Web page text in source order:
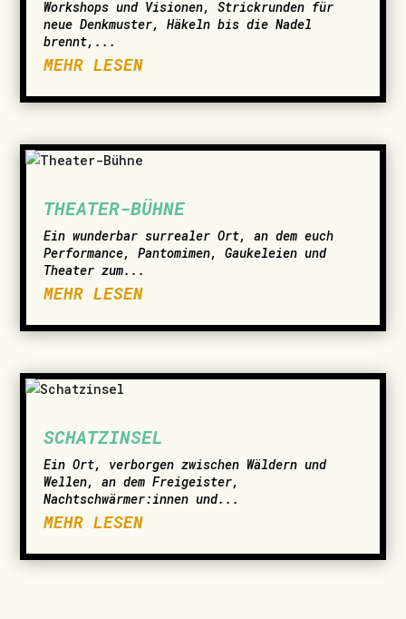
Workshops und Visionen, Strickrunden für
neue Denkmuster, Häkeln bis die Nadel
brennt,...
MEHR LESEN
THEATER-BÜHNE
Ein wunderbar surrealer Ort, an dem euch
Performance, Pantomimen, Gaukeleien und
Theater zum...
MEHR LESEN
SCHATZINSEL
Ein Ort, verborgen zwischen Wäldern und
Wellen, an dem Freigeister,
Nachtschwärmer:innen und...
MEHR LESEN